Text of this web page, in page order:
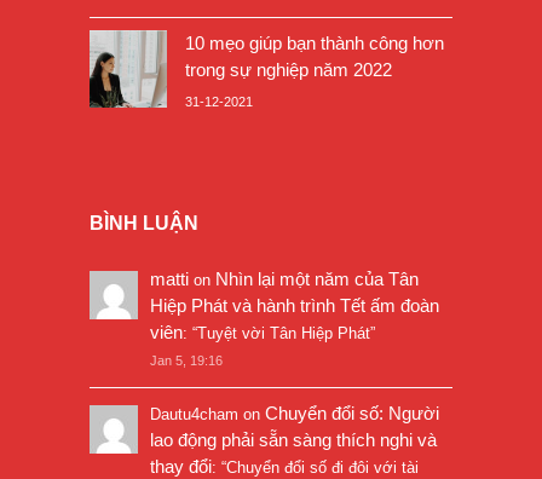
10 mẹo giúp bạn thành công hơn
trong sự nghiệp năm 2022
31-12-2021
BÌNH LUẬN
matti on Nhìn lại một năm của Tân
Hiệp Phát và hành trình Tết ấm đoàn
viên: “Tuyệt vời Tân Hiệp Phát”
Jan 5, 19:16
Dautu4cham on Chuyển đổi số: Người
lao động phải sẵn sàng thích nghi và
thay đổi: “Chuyển đổi số đi đôi với tài